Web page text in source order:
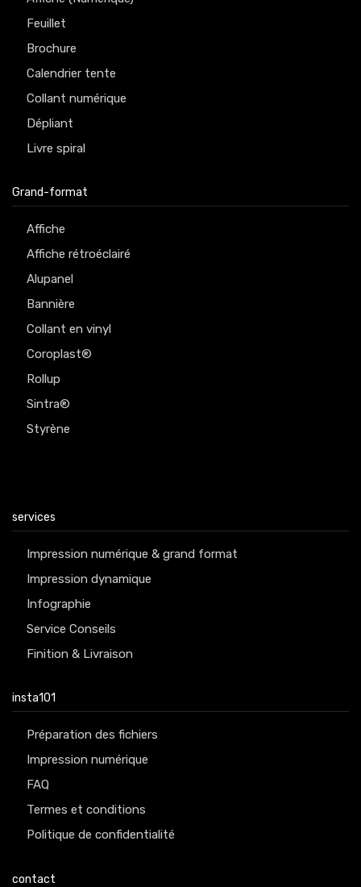
Feuillet
Brochure
Calendrier tente
Collant numérique
Dépliant
Livre spiral
Grand-format
Affiche
Affiche rétroéclairé
Alupanel
Bannière
Collant en vinyl
Coroplast®
Rollup
Sintra®
Styrène
services
Impression numérique & grand format
Impression dynamique
Infographie
Service Conseils
Finition & Livraison
insta101
Préparation des fichiers
Impression numérique
FAQ
Termes et conditions
Politique de confidentialité
contact